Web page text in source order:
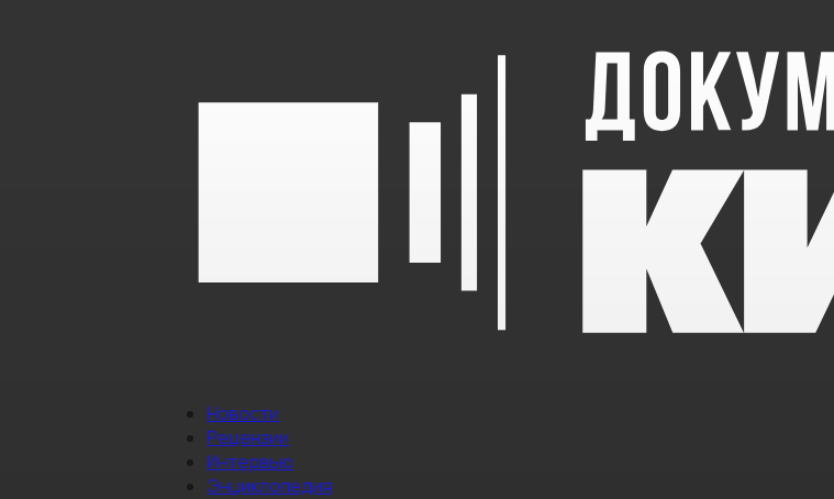
Новости
Рецензии
Интервью
Энциклопедия